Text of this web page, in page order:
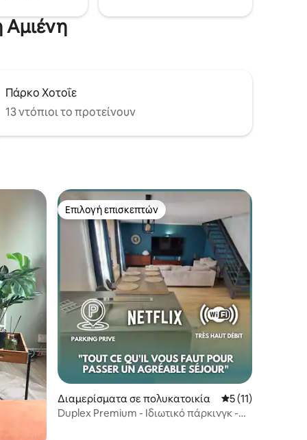
Αμιένη
Πάρκο Χοτοΐε
13 ντόπιοι το προτείνουν
Επιλογή επισκεπτών
Επιλογή επισκεπτών
Διαμερίσματα σε πολυκατοικία Μέση
5 (11)
Duplex Premium - Ιδιωτικό πάρκινγκ -